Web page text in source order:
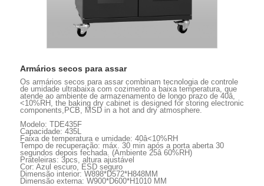
Armários secos para assar
Os armários secos para assar combinam tecnologia de controle
de umidade ultrabaixa com cozimento a baixa temperatura, que
atende ao ambiente de armazenamento de longo prazo de 40â,
<10%RH, the baking dry cabinet is designed for storing electronic
components,PCB, MSD in a hot and dry atmosphere.
Modelo: TDE435F
Capacidade: 435L
Faixa de temperatura e umidade: 40â<10%RH
Tempo de recuperação: máx. 30 min após a porta aberta 30
segundos depois fechada. (Ambiente 25â 60%RH)
Prateleiras: 3pcs, altura ajustável
Cor: Azul escuro, ESD seguro
Dimensão interior: W898*D572*H848MM
Dimensão externa: W900*D600*H1010 MM